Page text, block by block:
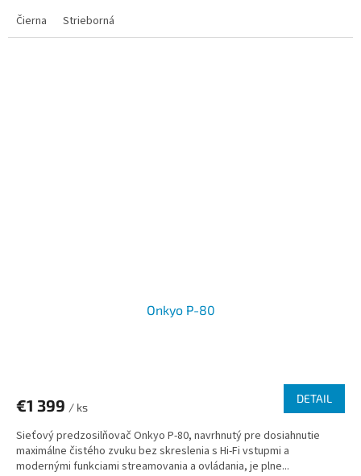
Čierna
Strieborná
Onkyo P-80
€1 399 / ks
DETAIL
Sieťový predzosilňovač Onkyo P-80, navrhnutý pre dosiahnutie
maximálne čistého zvuku bez skreslenia s Hi-Fi vstupmi a
modernými funkciami streamovania a ovládania, je plne...